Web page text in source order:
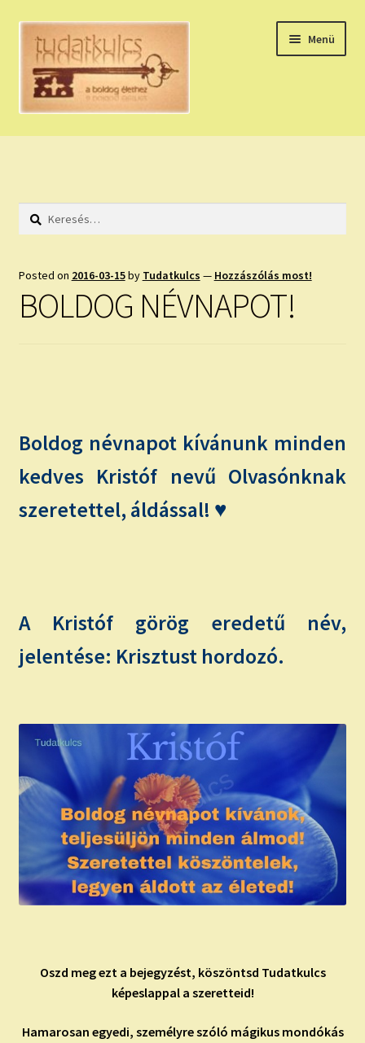
Ugrás
navigációhoz
Kilépés
tartalomba
Menü
HÚZZ EGY KÁRTYÁT!
HOLDNAPTÁR
NAPI ASZTROLÓGIA
ÍRJ NEKEM!
IRATKOZZ FEL A VIDEÓ CSATORNÁNKRA!
TAROT ELEMZÉS MEGRENDELÉSE LIMITÁLT!
Keresés:
Posted on 2016-03-15by Tudatkulcs — Hozzászólás most!
BOLDOG NÉVNAPOT!
Boldog névnapot kívánunk minden
kedves Kristóf nevű Olvasónknak
szeretettel, áldással! ♥
A Kristóf görög eredetű név,
jelentése: Krisztust hordozó.
Oszd meg ezt a bejegyzést, köszöntsd Tudatkulcs
képeslappal a szeretteid!
Hamarosan egyedi, személyre szóló mágikus mondókás